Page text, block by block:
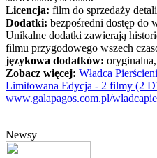
Licencja: film do sprzedaży
Dodatki: bezpośredni dostęp do
Unikalne dodatki zawierają
filmu przygodowego wszech
językowa dodatków:
Zobacz więcej: Władca
Limitowana Edycja - 2 filmy (2
www.galapagos.com.pl/
Newsy